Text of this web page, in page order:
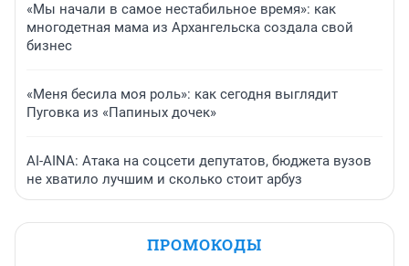
«Мы начали в самое нестабильное время»: как
многодетная мама из Архангельска создала свой
бизнес
«Меня бесила моя роль»: как сегодня выглядит
Пуговка из «Папиных дочек»
AI-AINA: Атака на соцсети депутатов, бюджета вузов
не хватило лучшим и сколько стоит арбуз
ПРОМОКОДЫ